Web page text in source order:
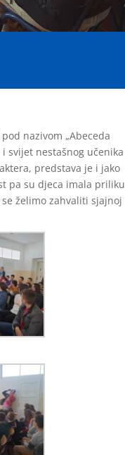
nazivom „Abeceda
svijet nestašnog učenika
predstava je i jako
pa su djeca imala priliku
želimo zahvaliti sjajnoj